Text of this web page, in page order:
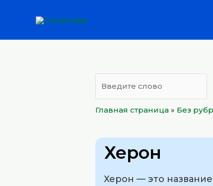
Главная страница » Без
Херон
Херон — это